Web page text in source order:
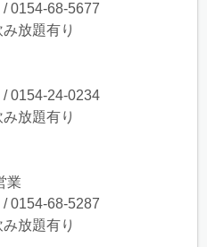
0154-68-5677
放題有り
0154-24-0234
放題有り
業
0154-68-5287
放題有り